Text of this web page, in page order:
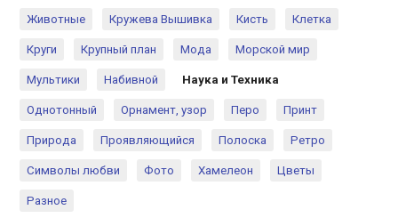
Животные Кружева Вышивка Кисть Клетка
Круги Крупный план Мода Морской мир
Мультики Набивной Наука и Техника
Однотонный Орнамент, узор Перо Принт
Природа Проявляющийся Полоска Ретро
Символы любви Фото Хамелеон Цветы
Разное